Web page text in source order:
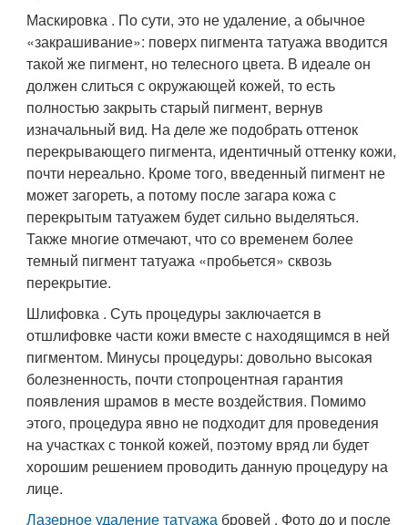
Маскировка . По сути, это не удаление, а обычное
«закрашивание»: поверх пигмента татуажа вводится
такой же пигмент, но телесного цвета. В идеале он
должен слиться с окружающей кожей, то есть
полностью закрыть старый пигмент, вернув
изначальный вид. На деле же подобрать оттенок
перекрывающего пигмента, идентичный оттенку кожи,
почти нереально. Кроме того, введенный пигмент не
может загореть, а потому после загара кожа с
перекрытым татуажем будет сильно выделяться.
Также многие отмечают, что со временем более
темный пигмент татуажа «пробьется» сквозь
перекрытие.
Шлифовка . Суть процедуры заключается в
отшлифовке части кожи вместе с находящимся в ней
пигментом. Минусы процедуры: довольно высокая
болезненность, почти стопроцентная гарантия
появления шрамов в месте воздействия. Помимо
этого, процедура явно не подходит для проведения
на участках с тонкой кожей, поэтому вряд ли будет
хорошим решением проводить данную процедуру на
лице.
Лазерное удаление татуажа бровей . Фото до и после